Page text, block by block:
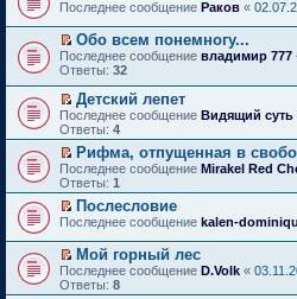
у
о
о
б
щ
е
н
и
ю
а
н
о
м
у
с
о
о
б
щ
е
н
и
ю
е
р
о
ч
и
т
а
н
н
о
м
у
с
о
о
щ
е
н
и
о
у
н
е
п
р
о
ч
и
т
а
н
н
м
с
о
о
б
п
е
р
в
о
у
н
е
п
р
о
ч
и
т
а
н
н
о
м
у
й
и
п
е
р
в
о
м
у
н
е
п
р
о
и
т
а
н
П
р
е
й
т
и
к
п
е
р
в
о
м
у
н
е
п
р
о
ч
Последнее сообщение Раков «
П
е
е
й
т
и
п
е
р
в
о
у
н
е
п
Обо всем понемногу...
Последнее сообщение владимир 777
Ответы: 32
П
е
р
е
й
т
и
к
п
е
р
в
о
м
Детский лепет
Последнее сообщение Видящий суть
Ответы: 4
П
е
р
й
и
к
п
е
Рифма, отпущенная в
Последнее сообщение Mirakel Red
Ответы: 1
П
р
е
й
т
Послесловие
Последнее сообщение kalen-
П
е
р
Мой горный лес
Последнее сообщение D.Volk «
Ответы: 8